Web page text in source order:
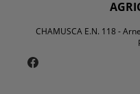
CHAMUSCA E.N. 118 -